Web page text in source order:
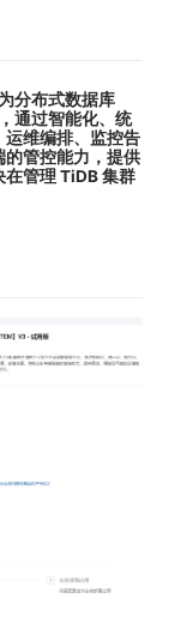
分布式数据库
通过智能化、统
运维编排、监控告
的管控能力，提供
管理 TiDB 集群